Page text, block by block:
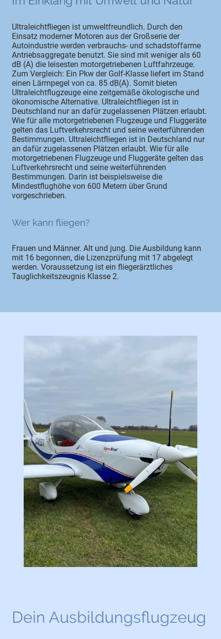
Ultraleichtfliegen ist umweltfreundlich. Durch den
Einsatz moderner Motoren aus der Großserie der
Autoindustrie werden verbrauchs- und schadstoffarme
Antriebsaggregate benutzt. Sie sind mit weniger als 60
dB (A) die leisesten motorgetriebenen Luftfahrzeuge.
Zum Vergleich: Ein Pkw der Golf-Klasse liefert im Stand
einen Lärmpegel von ca. 85 dB(A). Somit bieten
Ultraleichtflugzeuge eine zeitgemäße ökologische und
ökonomische Alternative. Ultraleichtfliegen ist in
Deutschland nur an dafür zugelassenen Plätzen erlaubt.
Wie für alle motorgetriebenen Flugzeuge und Fluggeräte
gelten das Luftverkehrsrecht und seine weiterführenden
Bestimmungen. Ultraleichtfliegen ist in Deutschland nur
an dafür zugelassenen Plätzen erlaubt. Wie für alle
motorgetriebenen Flugzeuge und Fluggeräte gelten das
Luftverkehrsrecht und seine weiterführenden
Bestimmungen. Darin ist beispielsweise die
Mindestflughöhe von 600 Metern über Grund
vorgeschrieben.
Wer kann fliegen?
Frauen und Männer. Alt und jung. Die Ausbildung kann
mit 16 begonnen, die Lizenzprüfung mit 17 abgelegt
werden. Voraussetzung ist ein fliegerärztliches
Tauglichkeitszeugnis Klasse 2.
Dein Ausbildungsflugzeug